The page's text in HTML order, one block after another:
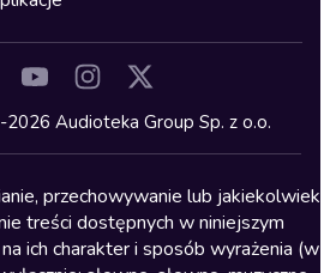
Audioteka Group Sp. z o.o.
przechowywanie lub jakiekolwiek
treści dostępnych w niniejszym
ich charakter i sposób wyrażenia (w